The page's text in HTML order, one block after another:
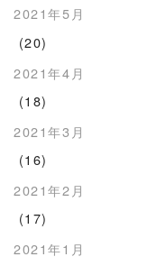
2021年5月
(20)
2021年4月
(18)
2021年3月
(16)
2021年2月
(17)
2021年1月